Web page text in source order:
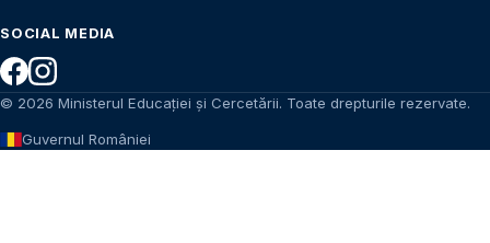
SOCIAL MEDIA
© 2026 Ministerul Educației și Cercetării. Toate drepturile rezervate.
Guvernul României